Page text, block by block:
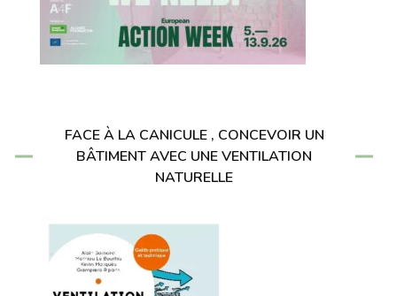
FACE À LA CANICULE , CONCEVOIR UN
BÂTIMENT AVEC UNE VENTILATION
NATURELLE